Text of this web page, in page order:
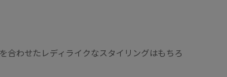
合わせたレディライクなスタイリングはもちろ